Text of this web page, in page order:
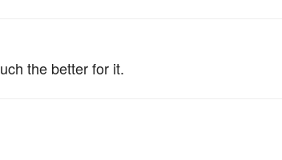
the better for it.